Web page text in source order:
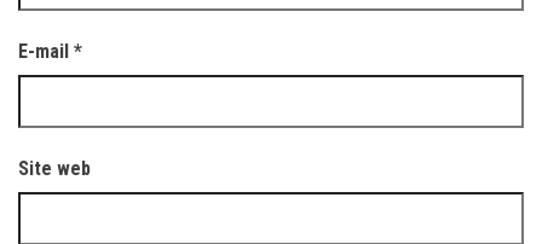
E-mail *
Site web